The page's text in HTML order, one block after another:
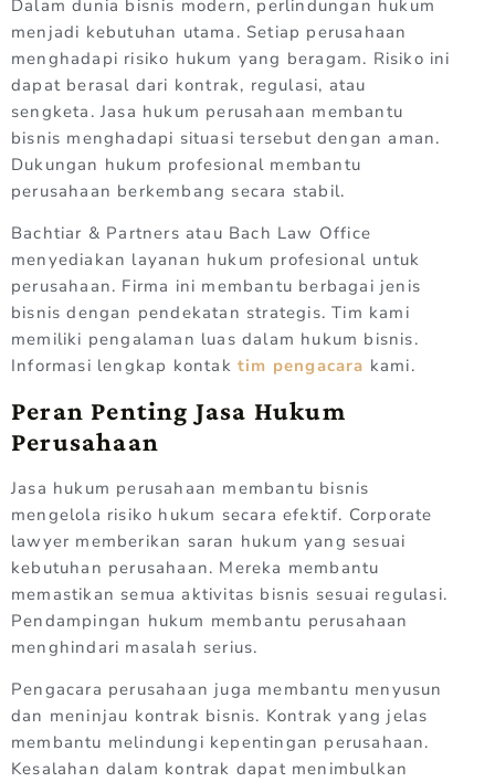
Dalam dunia bisnis modern, perlindungan hukum
menjadi kebutuhan utama. Setiap perusahaan
menghadapi risiko hukum yang beragam. Risiko ini
dapat berasal dari kontrak, regulasi, atau
sengketa. Jasa hukum perusahaan membantu
bisnis menghadapi situasi tersebut dengan aman.
Dukungan hukum profesional membantu
perusahaan berkembang secara stabil.
Bachtiar & Partners atau Bach Law Office
menyediakan layanan hukum profesional untuk
perusahaan. Firma ini membantu berbagai jenis
bisnis dengan pendekatan strategis. Tim kami
memiliki pengalaman luas dalam hukum bisnis.
Informasi lengkap kontak tim pengacara kami.
Peran Penting Jasa Hukum
Perusahaan
Jasa hukum perusahaan membantu bisnis
mengelola risiko hukum secara efektif. Corporate
lawyer memberikan saran hukum yang sesuai
kebutuhan perusahaan. Mereka membantu
memastikan semua aktivitas bisnis sesuai regulasi.
Pendampingan hukum membantu perusahaan
menghindari masalah serius.
Pengacara perusahaan juga membantu menyusun
dan meninjau kontrak bisnis. Kontrak yang jelas
membantu melindungi kepentingan perusahaan.
Kesalahan dalam kontrak dapat menimbulkan